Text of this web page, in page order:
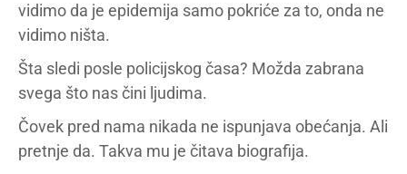
vidimo da je epidemija samo pokriće za to, onda ne
vidimo ništa.
Šta sledi posle policijskog časa? Možda zabrana
svega što nas čini ljudima.
Čovek pred nama nikada ne ispunjava obećanja. Ali
pretnje da. Takva mu je čitava biografija.